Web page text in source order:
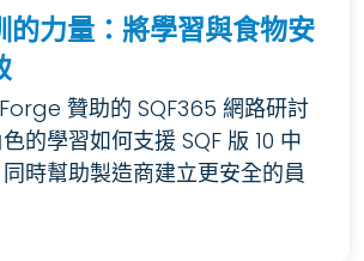
的力量：將學習與食物安
贊助的 SQF365 網路研討
的學習如何支援 SQF 版 10 中
時幫助製造商建立更安全的員